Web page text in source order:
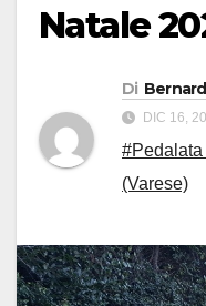
Natale
Di
DIC 16,
(Varese)